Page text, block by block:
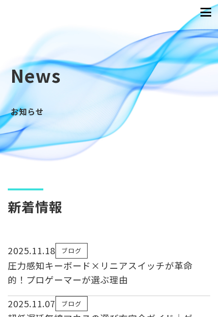
News
お知らせ
新着情報
2025.11.18 ブログ
圧力感知キーボード×リニアスイッチが革命
的！プロゲーマーが選ぶ理由
2025.11.07
ブログ